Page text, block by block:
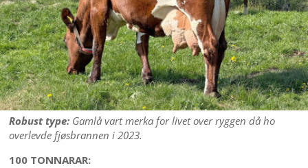
Robust type: Gamlå vart merka for livet over ryggen då ho
overlevde fjøsbrannen i 2023.
100 TONNARAR: